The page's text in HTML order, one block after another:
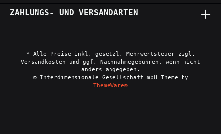
ZAHLUNGS- UND VERSANDARTEN
* Alle Preise inkl. gesetzl. Mehrwertsteuer zzgl.
Versandkosten und ggf. Nachnahmegebühren, wenn nicht
anders angegeben.
© Interdimensionale Gesellschaft mbH Theme by
ThemeWare®